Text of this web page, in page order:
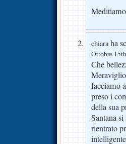
chiaraha
Ottobre
Che
facciamo
preso i
della sua
Santana
rientrato